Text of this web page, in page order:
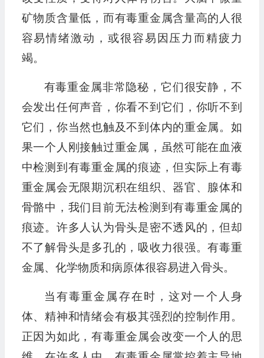
矿物质含量低，而有毒重金属含量高的人很
容易情绪激动，或很容易因压力而精疲力
竭。
有毒重金属非常隐秘，它们很安静，不
会发出任何声音，你看不到它们，你听不到
它们，你当然也触及不到体内的重金属。如
果一个人刚接触过重金属，虽然可能在血液
中检测到有毒重金属的痕迹，但实际上有毒
重金属会无限期沉积在组织、器官、腺体和
骨骼中，我们目前无法检测到有毒重金属的
痕迹。许多人认为骨头是密不透风的，但却
不了解骨头是多孔的，吸收力很强。有毒重
金属、化学物质和病原体很容易进入骨头。
当有毒重金属存在时，这对一个人身
体、精神和情绪会有极其强烈的控制作用。
正因为如此，有毒重金属会改变一个人的思